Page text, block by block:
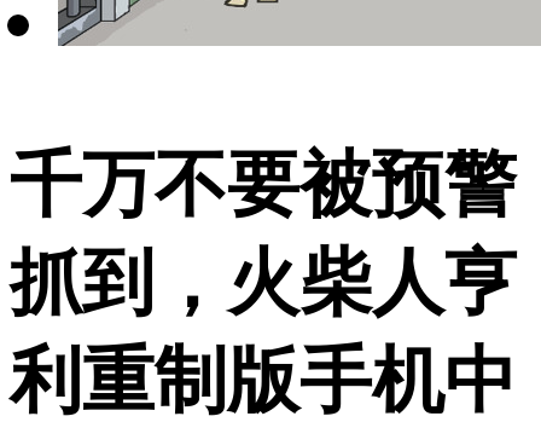
千万不要被预警
抓到，火柴人亨
利重制版手机中